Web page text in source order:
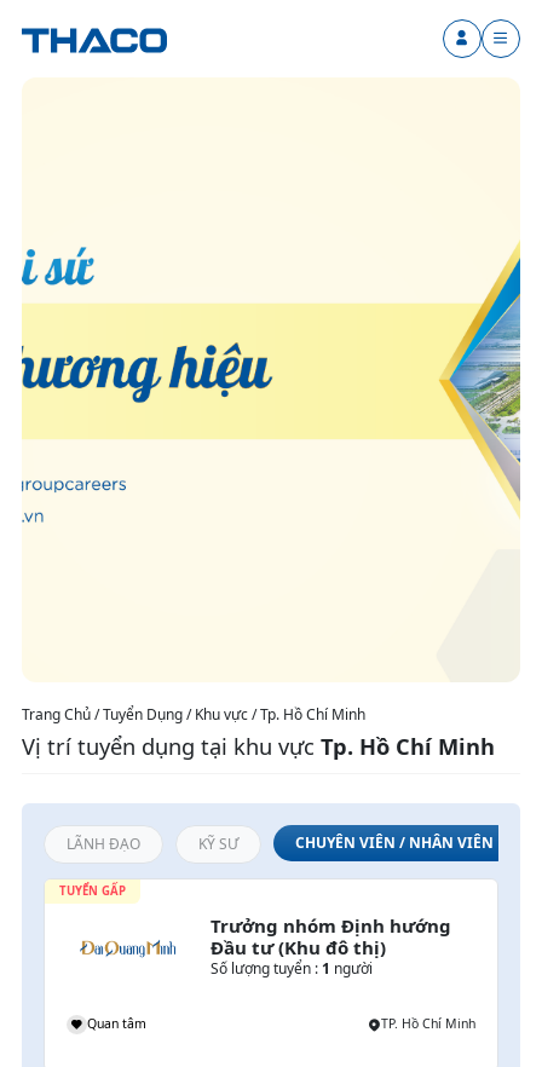
Trang Chủ / Tuyển Dụng / Khu vực / Tp. Hồ Chí Minh
Vị trí tuyển dụng tại khu vực Tp. Hồ Chí Minh
LÃNH ĐẠO KỸ SƯ CHUYÊN VIÊN / NHÂN VIÊN
Trưởng nhóm Định hướng
Đầu tư (Khu đô thị)
Số lượng tuyển : 1 người
Quan tâm TP. Hồ Chí Minh
TUYỂN GẤP